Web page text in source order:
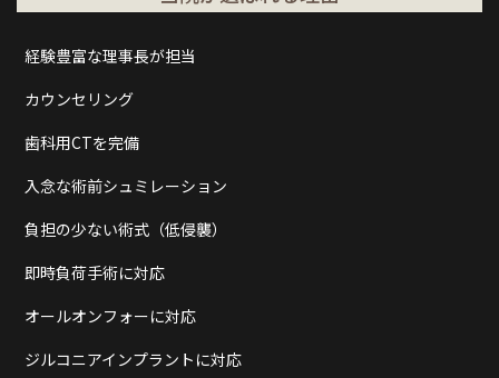
経験豊富な理事長が担当
カウンセリング
歯科用CTを完備
入念な術前シュミレーション
負担の少ない術式（低侵襲）
即時負荷手術に対応
オールオンフォーに対応
ジルコニアインプラントに対応